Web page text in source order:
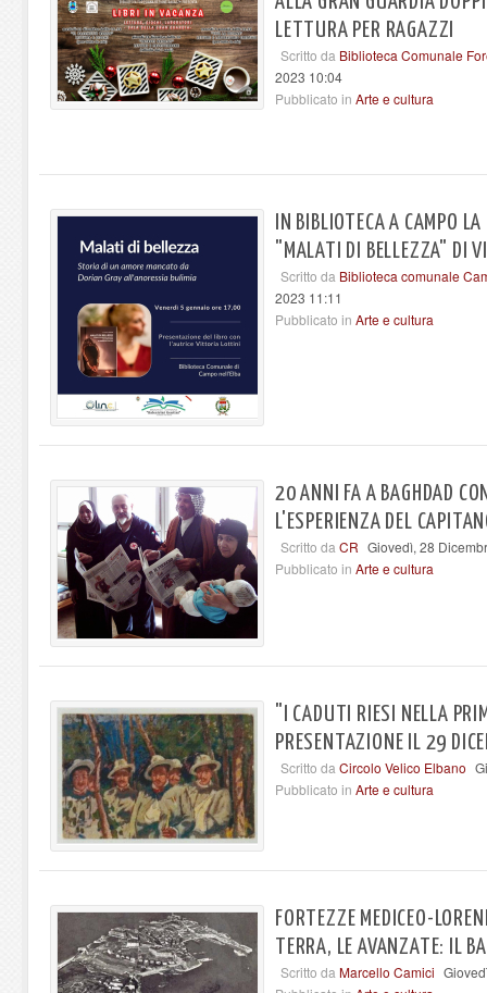
LETTURA PER RAGAZZI
Scritto da Biblioteca Comunale
2023 10:04
Pubblicato in Arte e cultura
IN BIBLIOTECA A CAMPO
"MALATI DI BELLEZZA" DI
Scritto da Biblioteca comunale
2023 11:11
Pubblicato in Arte e cultura
20 ANNI FA A BAGHDAD
L'ESPERIENZA DEL
Scritto da CR Giovedì, 28
Pubblicato in Arte e cultura
"I CADUTI RIESI NELLA
PRESENTAZIONE IL 29
Scritto da Circolo Velico Elbano
Pubblicato in Arte e cultura
FORTEZZE MEDICEO-
TERRA, LE AVANZATE: IL
Scritto da Marcello Camici